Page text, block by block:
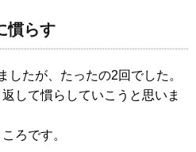
慣らす
したが、たったの2回でした。
して慣らしていこうと思いま
ろです。